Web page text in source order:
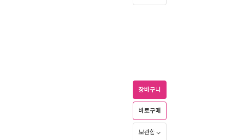
장바구니
바로구매
보관함